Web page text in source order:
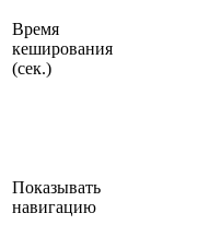
Время
кеширования
(сек.)
Показывать
навигацию